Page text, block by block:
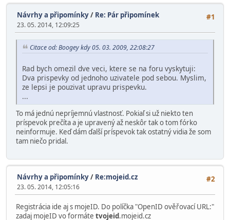
#1
Návrhy a připomínky/ Re: Pár připomínek
23. 05. 2014, 12:09:25
Citace od: Boogey kdy 05. 03. 2009, 22:08:27
Rad bych omezil dve veci, ktere se na foru vyskytuji:
Dva prispevky od jednoho uzivatele pod sebou. Myslim,
ze lepsi je pouzivat upravu prispevku.
...
To má jednú nepríjemnú vlastnosť. Pokiaľ si už niekto ten
príspevok prečíta a je upravený až neskôr tak o tom fórko
neinformuje. Keď dám ďalší príspevok tak ostatný vidia že som
tam niečo pridal.
#2
Návrhy a připomínky/ Re:mojeid.cz
23. 05. 2014, 12:05:16
Registrácia ide aj s mojeID. Do políčka "OpenID ověřovací URL:"
zadaj mojeID vo formáte tvojeid.mojeid.cz